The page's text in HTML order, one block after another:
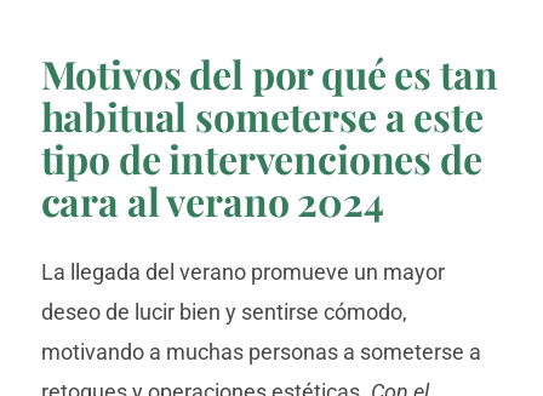
Motivos del por qué es tan
habitual someterse a este
tipo de intervenciones de
cara al verano 2024
La llegada del verano promueve un mayor
deseo de lucir bien y sentirse cómodo,
motivando a muchas personas a someterse a